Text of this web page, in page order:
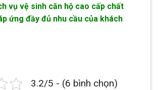
vụ vệ sinh căn hộ cao cấp chất
ứng đầy đủ nhu cầu của khách
3.2/5 - (6 bình chọn)